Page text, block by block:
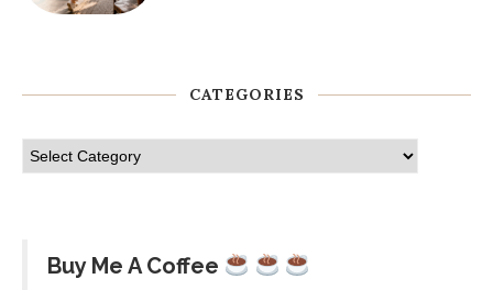
CATEGORIES
Buy Me A Coffee